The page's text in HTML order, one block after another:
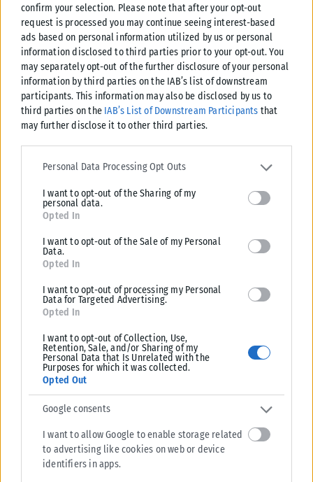
confirm your selection. Please note that after your opt-out
request is processed you may continue seeing interest-based
ads based on personal information utilized by us or personal
information disclosed to third parties prior to your opt-out. You
may separately opt-out of the further disclosure of your personal
information by third parties on the IAB’s list of downstream
participants. This information may also be disclosed by us to
third parties on the IAB’s List of Downstream Participants that
may further disclose it to other third parties.
Please note that this website/app uses one or more Google
services and may gather and store information including but not
deny consent to Google and its third-party tags to use your data
for below specified purposes in below Google consent section.
Personal Data Processing Opt Outs
I want to opt-out of the Sharing of my
personal data.
Opted In
I want to opt-out of the Sale of my Personal
Data.
Opted In
I want to opt-out of processing my Personal
Data for Targeted Advertising.
Opted In
I want to opt-out of Collection, Use,
Retention, Sale, and/or Sharing of my
Personal Data that Is Unrelated with the
Purposes for which it was collected.
Opted Out
Google consents
I want to allow Google to enable storage related
to advertising like cookies on web or device
identifiers in apps.
ΣΥΡΙΖΑ-ΠΣ: Η ενεργειακή ρήτρα δεν σημαίνει χαμηλότερους
λογαριασμούς, ούτε σβήνει 7 χρόνια ενεργειακής ακρίβειας
Κριτική στην κυβέρνηση για την ενεργειακή πολιτική και τις υψηλές